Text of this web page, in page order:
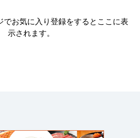
でお気に入り登録をすると ここに表
示されます。